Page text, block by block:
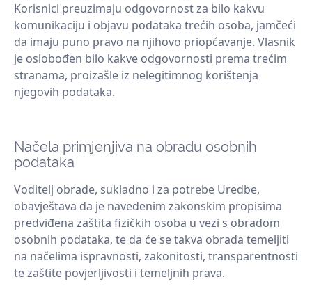
Korisnici preuzimaju odgovornost za bilo kakvu
komunikaciju i objavu podataka trećih osoba, jamčeći
da imaju puno pravo na njihovo priopćavanje. Vlasnik
je oslobođen bilo kakve odgovornosti prema trećim
stranama, proizašle iz nelegitimnog korištenja
njegovih podataka.
Načela primjenjiva na obradu osobnih
podataka
Voditelj obrade, sukladno i za potrebe Uredbe,
obavještava da je navedenim zakonskim propisima
predviđena zaštita fizičkih osoba u vezi s obradom
osobnih podataka, te da će se takva obrada temeljiti
na načelima ispravnosti, zakonitosti, transparentnosti
te zaštite povjerljivosti i temeljnih prava.